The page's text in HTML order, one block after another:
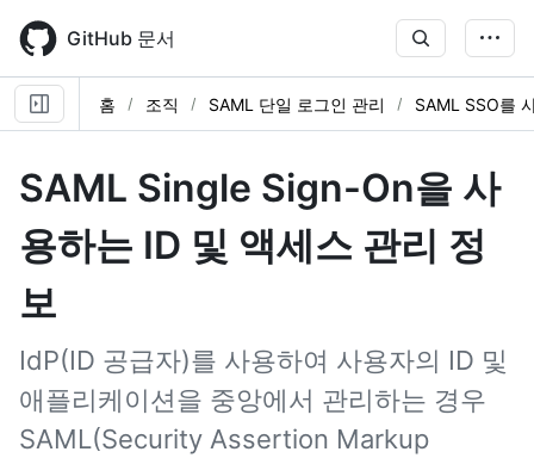
main
content
GitHub 문서
홈 조직 SAML 단일 로그인 관리 SAML SSO를
SAML Single Sign-On을 사
용하는 ID 및 액세스 관리 정
보
IdP(ID 공급자)를 사용하여 사용자의 ID 및
애플리케이션을 중앙에서 관리하는 경우
SAML(Security Assertion Markup